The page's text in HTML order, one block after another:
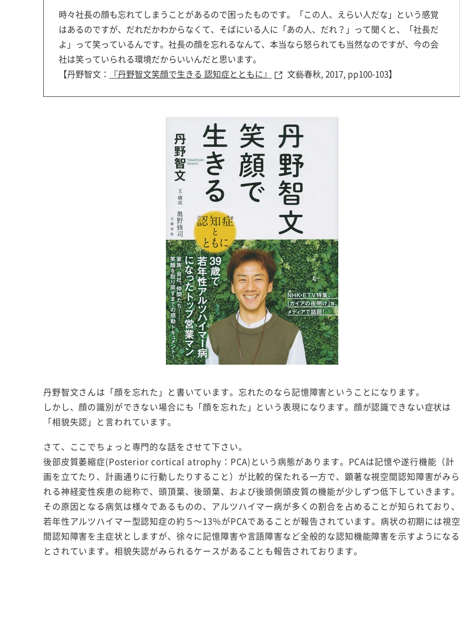
時々社長の顔も忘れてしまうことがあるので困ったものです。「この人、えらい人だな」という感覚
はあるのですが、だれだかわからなくて、そばにいる人に「あの人、だれ？」って聞くと、「社長だ
よ」って笑っているんです。社長の顔を忘れるなんて、本当なら怒られても当然なのですが、今の会
社は笑っていられる環境だからいいんだと思います。
【丹野智文：
『丹野智文笑顔で生きる 認知症とともに』 文藝春秋, 2017, pp100-103】
丹野智文さんは「顔を忘れた」と書いています。忘れたのなら記憶障害ということになります。
しかし、顔の識別ができない場合にも「顔を忘れた」という表現になります。顔が認識できない症状は
「相貌失認」と言われています。
さて、ここでちょっと専門的な話をさせて下さい。
後部皮質萎縮症(Posterior cortical atrophy：PCA)という病態があります。PCAは記憶や遂行機能（計
画を立てたり、計画通りに行動したりすること）が比較的保たれる一方で、顕著な視空間認知障害がみら
れる神経変性疾患の総称で、頭頂葉、後頭葉、および後頭側頭皮質の機能が少しずつ低下していきます。
その原因となる病気は様々であるものの、アルツハイマー病が多くの割合を占めることが知られており、
若年性アルツハイマー型認知症の約５～13％がPCAであることが報告されています。病状の初期には視空
間認知障害を主症状としますが、徐々に記憶障害や言語障害など全般的な認知機能障害を示すようになる
とされています。相貌失認がみられるケースがあることも報告されております。